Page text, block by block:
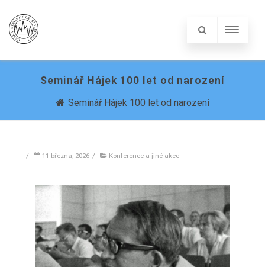
Seminář Hájek 100 let od narození
Seminář Hájek 100 let od narození
/ 11 března, 2026 / Konference a jiné akce